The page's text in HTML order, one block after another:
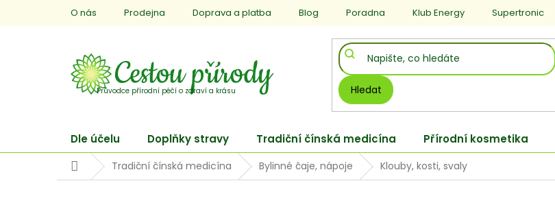
O nás Prodejna Doprava a platba Blog Poradna Klub Energy Supertronic
Hledat
Dle účelu Doplňky stravy Tradiční čínská medicína Přírodní kosmetika
DomůTradiční čínská medicína Bylinné čaje, nápoje Klouby, kosti, svaly